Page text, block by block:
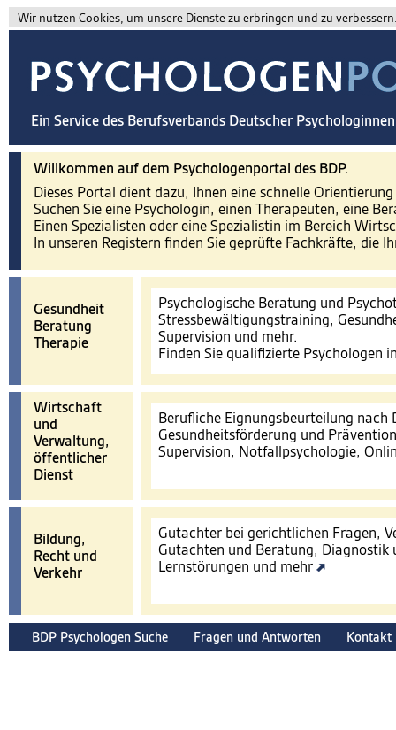
Wir nutzen Cookies, um unsere Dienste zu erbringen und zu
Ein Service des Berufsverbands Deutscher
Willkommen auf dem Psychologenportal des BDP.
Dieses Portal dient dazu, Ihnen eine schnelle
Suchen Sie eine Psychologin, einen Therapeuten, eine
Einen Spezialisten oder eine Spezialistin im Bereich
In unseren Registern finden Sie geprüfte Fachkräfte, die
Gesundheit
Beratung
Therapie
Psychologische Beratung und
Stressbewältigungstraining,
Supervision und mehr.
Finden Sie qualifizierte Psychologen
Wirtschaft
und
Verwaltung,
öffentlicher
Dienst
Berufliche Eignungsbeurteilung nach
Gesundheitsförderung und
Supervision, Notfallpsychologie,
Bildung,
Recht und
Verkehr
Gutachter bei gerichtlichen Fragen,
Gutachten und Beratung, Diagnostik
Lernstörungen und mehr
BDP Psychologen Suche Fragen und Antworten Kontakt